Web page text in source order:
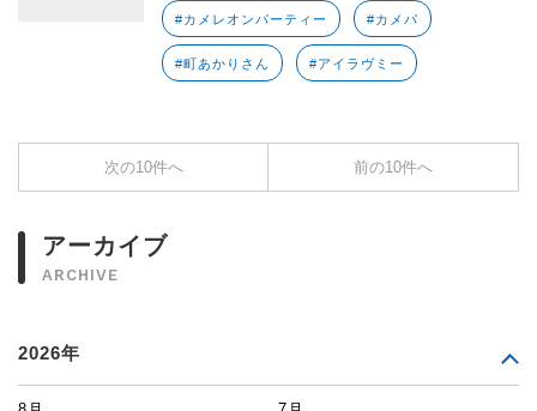
#カメレオンパーティー #カメパ
#町あかりさん #アイラヴミー
次の10件へ 前の10件へ
アーカイブ
ARCHIVE
2026年